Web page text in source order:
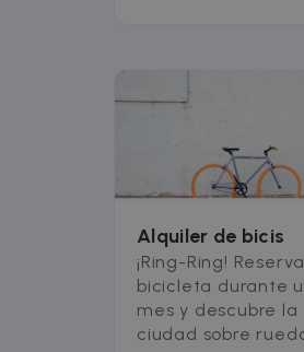
Alquiler de bicis
¡Ring-Ring!
bicicleta durante
mes y descubre la
ciudad sobre